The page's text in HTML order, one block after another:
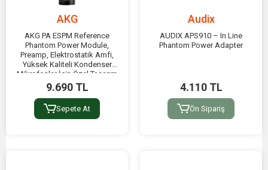
AKG
AKG PA ESPM Reference
Phantom Power Module,
Preamp, Elektrostatik Amfi,
Yüksek Kaliteli Kondenser
Mikrofonlar İçin Özel Tasarım
9.690 TL
Sepete At
Audix
AUDIX APS910 – In Line
Phantom Power Adapter
4.110 TL
Ön Sipariş